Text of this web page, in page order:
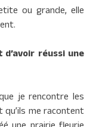
ou grande, elle
réussi une
je rencontre les
qu’ils me racontent